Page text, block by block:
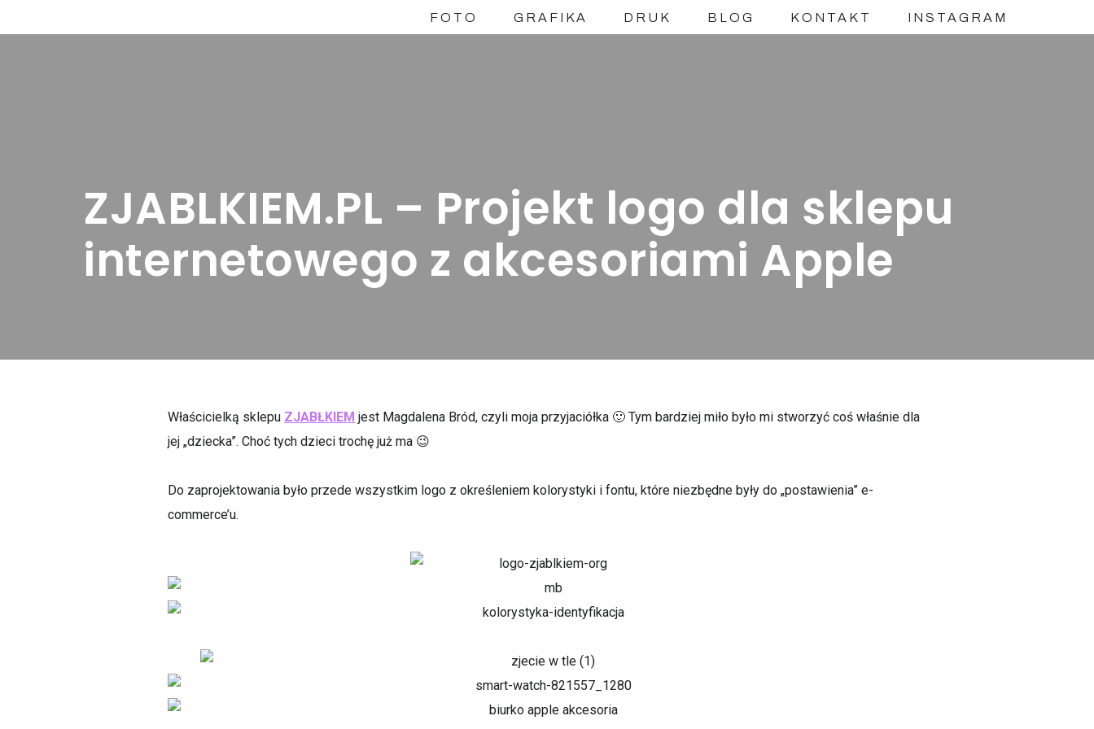
FOTO GRAFIKA DRUK BLOG KONTAKT INSTAGRAM
ZJABLKIEM.PL – Projekt logo dla sklepu
internetowego z akcesoriami Apple
Właścicielką sklepu ZJABŁKIEM jest Magdalena Bród, czyli moja przyjaciółka 🙂 Tym bardziej miło było mi stworzyć coś właśnie dla
jej „dziecka”. Choć tych dzieci trochę już ma 😉
Do zaprojektowania było przede wszystkim logo z określeniem kolorystyki i fontu, które niezbędne były do „postawienia” e-
commerce’u.